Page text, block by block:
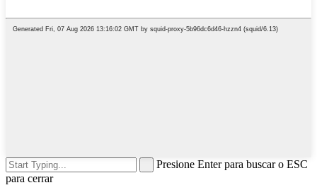
Presione Enter para buscar o ESC
para cerrar